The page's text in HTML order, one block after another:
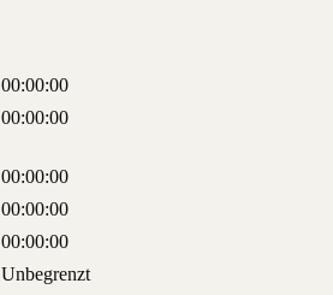
00:00:00
00:00:00
00:00:00
00:00:00
00:00:00
Unbegrenzt